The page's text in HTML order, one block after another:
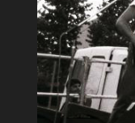
Rete regionale
Bilancio sociale
Amministrazione
Bandi e gare
Sostenibilità ambientale